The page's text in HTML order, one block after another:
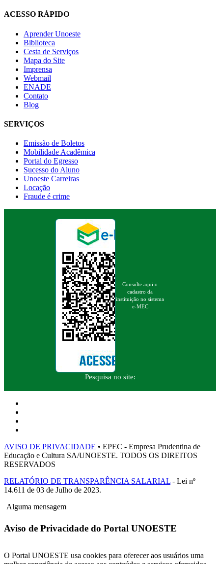
ACESSO RÁPIDO
Aprender Unoeste
Biblioteca
Cesta de Serviços
Mapa do Site
Imprensa
Webmail
ENADE
Contato
Blog
SERVIÇOS
Emissão de Boletos
Mobilidade Acadêmica
Portal do Egresso
Sucesso do Aluno
Unoeste Carreiras
Locação
Fraude é crime
Consulte aqui o
cadastro da
instituição no sistema
e-MEC
Pesquisa no site:
AVISO DE PRIVACIDADE • EPEC - Empresa Prudentina de
Educação e Cultura SA/UNOESTE. TODOS OS DIREITOS
RESERVADOS
RELATÓRIO DE TRANSPARÊNCIA SALARIAL - Lei nº
14.611 de 03 de Julho de 2023.
Alguma mensagem
Aviso de Privacidade do Portal UNOESTE
O Portal UNOESTE usa cookies para oferecer aos usuários uma